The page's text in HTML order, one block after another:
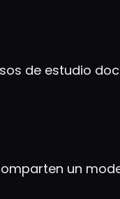
de estudio
un